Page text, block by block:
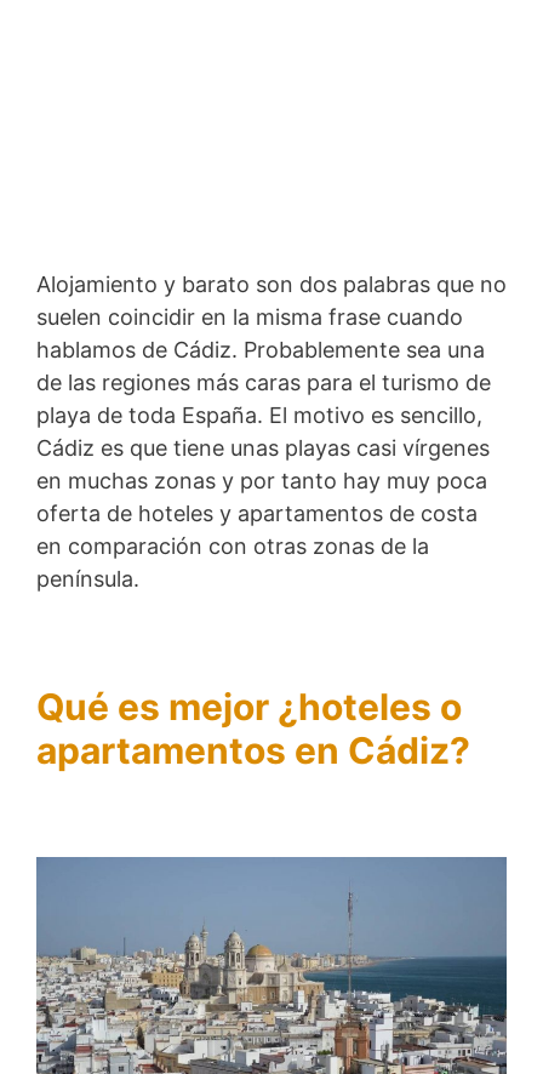
Alojamiento y barato son dos palabras que no
suelen coincidir en la misma frase cuando
hablamos de Cádiz. Probablemente sea una
de las regiones más caras para el turismo de
playa de toda España. El motivo es sencillo,
Cádiz es que tiene unas playas casi vírgenes
en muchas zonas y por tanto hay muy poca
oferta de hoteles y apartamentos de costa
en comparación con otras zonas de la
península.
Qué es mejor ¿hoteles o
apartamentos en Cádiz?